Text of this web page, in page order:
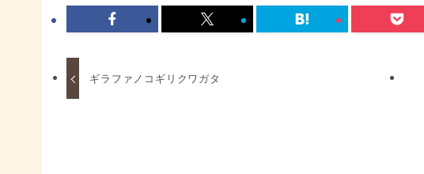
ギラファノコギリクワガタ